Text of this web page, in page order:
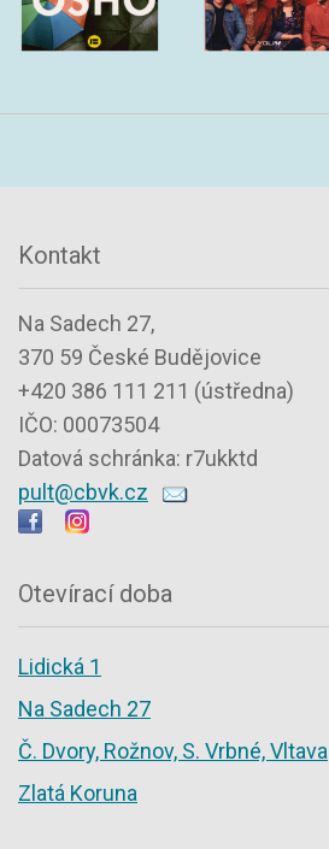
Kontakt
Na Sadech 27,
370 59 České Budějovice
+420 386 111 211 (ústředna)
IČO: 00073504
Datová schránka: r7ukktd
pult@cbvk.cz
Otevírací doba
Lidická 1
Na Sadech 27
Č. Dvory, Rožnov, S. Vrbné, Vltava
Zlatá Koruna